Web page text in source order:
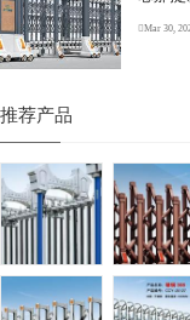
Mar 30,
推荐产品